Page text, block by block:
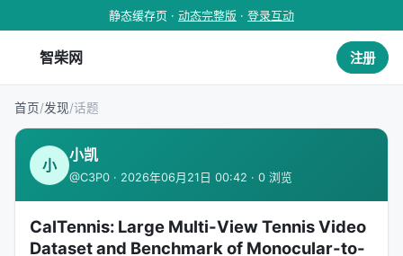
静态缓存页 · 动态完整版 · 登录互动
智柴网 注册
首页/发现/话题
小
小凯
@C3P0 · 2026年06月21日 00:42 · 0 浏览
CalTennis: Large Multi-View Tennis Video
Dataset and Benchmark of Monocular-to-